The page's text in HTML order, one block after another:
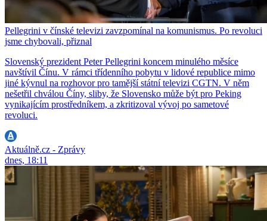
Pellegrini v čínské televizi zavzpomínal na komunismus. Po revoluci
jsme chybovali, přiznal
Slovenský prezident Peter Pellegrini koncem minulého měsíce
navštívil Čínu. V rámci třídenního pobytu v lidové republice mimo
jiné kývnul na rozhovor pro tamější státní televizi CGTN. V něm
nešetřil chválou Číny, sliby, že Slovensko může být pro Peking
vynikajícím prostředníkem, a zkritizoval vývoj po sametové
revoluci.
Aktuálně.cz - Zprávy
dnes, 18:11